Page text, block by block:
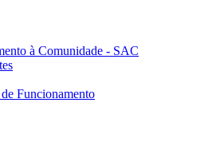
à Comunidade - SAC
Funcionamento